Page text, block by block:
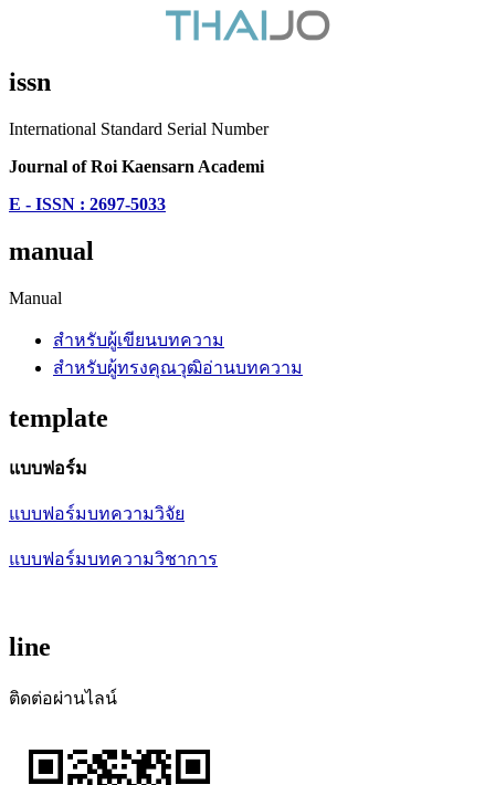
issn
International Standard Serial Number
Journal of Roi Kaensarn Academi
E - ISSN : 2697-5033
manual
Manual
สำหรับผู้เขียนบทความ
สำหรับผู้ทรงคุณวุฒิอ่านบทความ
template
แบบฟอร์ม
แบบฟอร์มบทความวิจัย
แบบฟอร์มบทความวิชาการ
line
ติดต่อผ่านไลน์